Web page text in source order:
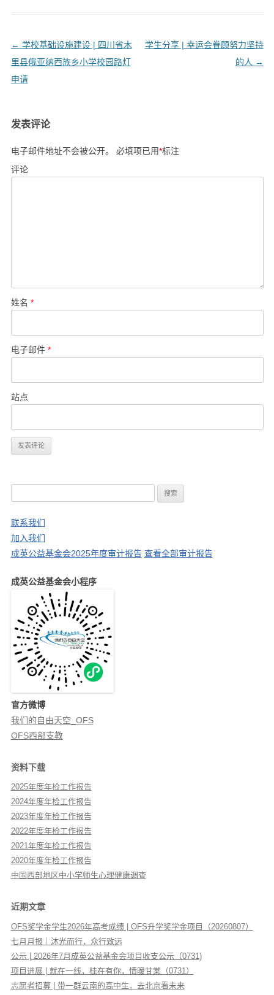
文
章
导
← 学校基础设施建设 | 四川省木
里县俄亚纳西族乡小学校园路灯
申请
学生分享 | 幸运会眷顾努力坚持
的人 →
发表评论
电子邮件地址不会被公开。 必填项已用*标注
评论
姓名 *
电子邮件 *
站点
：
联系我们
加入我们
成英公益基金会2025年度审计报告 查看全部审计报告
成英公益基金会小程序
官方微博
我们的自由天空_OFS
OFS西部支教
资料下载
2025年度年检工作报告
2024年度年检工作报告
2023年度年检工作报告
2022年度年检工作报告
2021年度年检工作报告
2020年度年检工作报告
中国西部地区中小学师生心理健康调查
近期文章
OFS奖学金学生2026年高考成绩 | OFS升学奖学金项目（20260807）
七月月报｜沐光而行，众行致远
公示 | 2026年7月成英公益基金会项目收支公示（0731)
项目进展 | 就在一线，桂在有你，情暖甘棠（0731）
志愿者招募 | 带一群云南的高中生，去北京看未来